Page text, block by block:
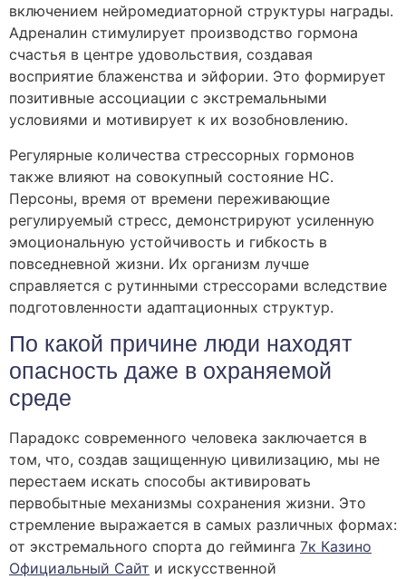
включением нейромедиаторной структуры награды.
Адреналин стимулирует производство гормона
счастья в центре удовольствия, создавая
восприятие блаженства и эйфории. Это формирует
позитивные ассоциации с экстремальными
условиями и мотивирует к их возобновлению.
Регулярные количества стрессорных гормонов
также влияют на совокупный состояние НС.
Персоны, время от времени переживающие
регулируемый стресс, демонстрируют усиленную
эмоциональную устойчивость и гибкость в
повседневной жизни. Их организм лучше
справляется с рутинными стрессорами вследствие
подготовленности адаптационных структур.
По какой причине люди находят
опасность даже в охраняемой
среде
Парадокс современного человека заключается в
том, что, создав защищенную цивилизацию, мы не
перестаем искать способы активировать
первобытные механизмы сохранения жизни. Это
стремление выражается в самых различных формах:
от экстремального спорта до гейминга 7к Казино
Официальный Сайт и искусственной